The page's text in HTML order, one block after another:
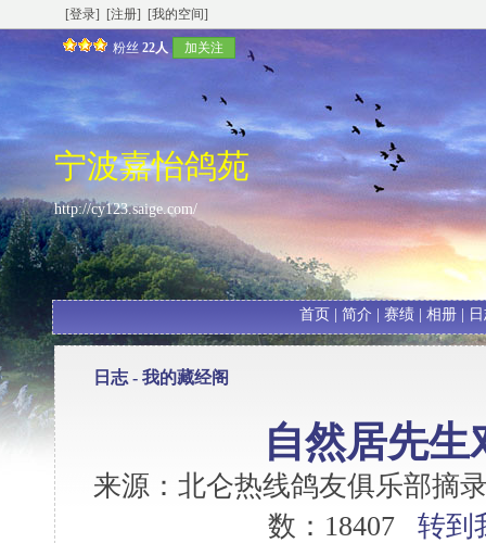
[登录] [注册] [我的空间]
粉丝 22人 加关注
宁波嘉怡鸽苑
http://cy123.saige.com/
首页 简介 赛绩| 相册|
日志 - 我的藏经阁
自然居先
来源：北仑热线鸽友俱乐部摘
数：18407 转到